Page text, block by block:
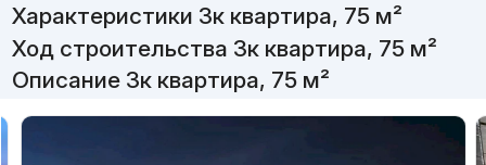
Характеристики 3к квартира, 75 м²
Ход строительства 3к квартира, 75 м²
Описание 3к квартира, 75 м²